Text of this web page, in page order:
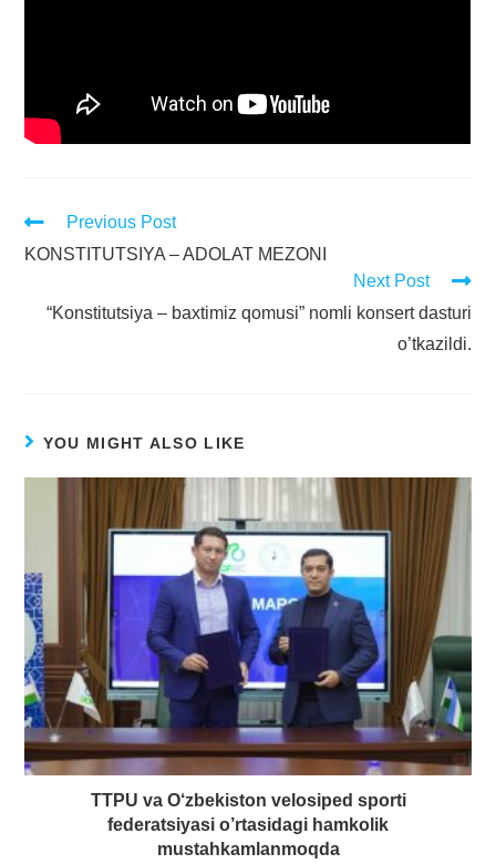
Previous Post
KONSTITUTSIYA – ADOLAT MEZONI
Next Post
“Konstitutsiya – baxtimiz qomusi” nomli konsert dasturi
o’tkazildi.
YOU MIGHT ALSO LIKE
TTPU va O‘zbekiston velosiped sporti
federatsiyasi o’rtasidagi hamkolik
mustahkamlanmoqda